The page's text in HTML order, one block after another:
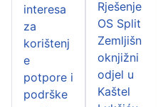
interesa
za
korištenj
e
potpore i
podrške
Rješenje
OS Split
Zemljišn
oknjižni
odjel u
Kaštel